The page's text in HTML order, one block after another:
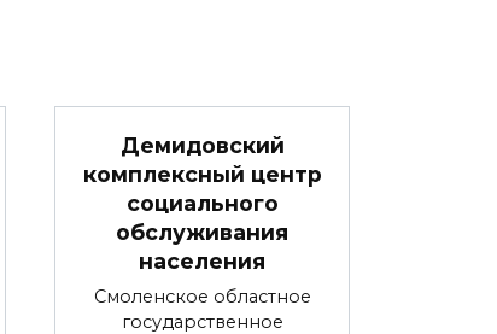
Демидовский
комплексный центр
социального
обслуживания
населения
Смоленское областное
государственное